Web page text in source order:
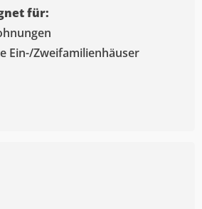
für:
Ein-/Zweifamilienhäuser